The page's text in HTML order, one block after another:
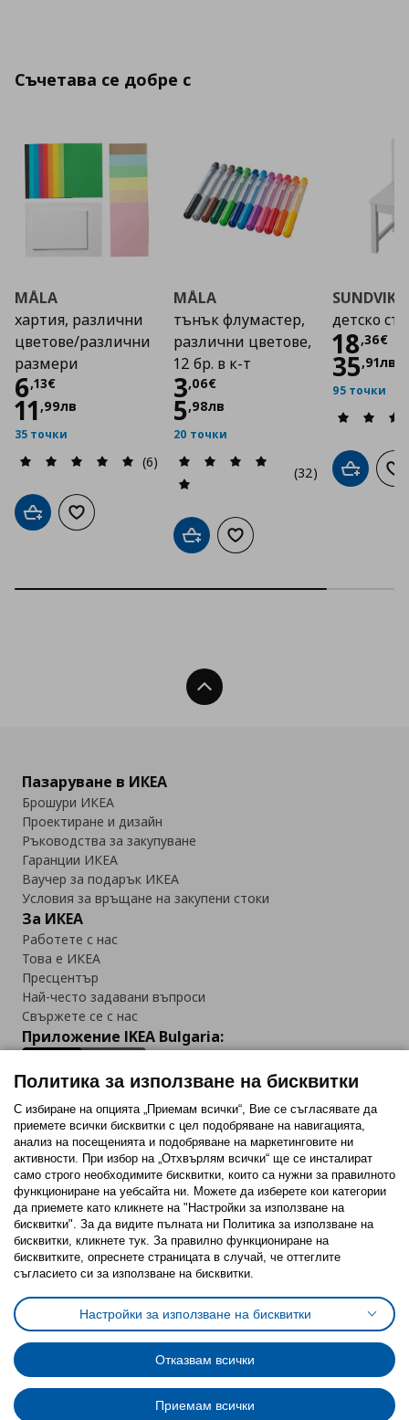
Съчетава се добре с
MÅLA
хартия, различни
цветове/различни
размери
6,13€
Цена
11 ,99лв
35 точки
(6)
Добави в кошницата
Добави към списъка с любими
MÅLA
тънък флумастер,
различни цветове,
12 бр. в к-т
3,06€
Цена
5,98лв
20 точки
(32)
Добави в кошницата
Добави към списъка с
SUNDVIK
детско
18,36€
Цена
35,91лв
95 точки
Добави
Нагоре
Пазаруване в ИКЕА
Брошури ИКЕА
Проектиране и дизайн
Ръководства за закупуване
Гаранции ИКЕА
Ваучер за подарък ИКЕА
Условия за връщане на закупени стоки
За ИКЕА
Работете с нас
Това е ИКЕА
Пресцентър
Най-често задавани въпроси
Свържете се с нас
Приложение IKEA Bulgaria:
Последвайте ни:
FacebookTwitterYoutubePinterestInstagram
Политика за използване на бисквитки (Cookies)
Избор на настройки за използване на бисквитки
Условия за ползване на ikea.bgОбща политика за личните данни
Политика за защита на личните данни на ikea.bg
Общи условия на програма IKEA Family
Политика за защита на лични данни на програма IKEA Family
Политика за използване на бисквитки
С избиране на опцията „Приемам всички“, Вие се съгласявате да
приемете всички бисквитки с цел подобряване на навигацията,
анализ на посещенията и подобряване на маркетинговите ни
активности. При избор на „Отхвърлям всички“ ще се инсталират
само строго необходимитe бисквитки, които са нужни за правилното
функциониране на уебсайта ни. Можете да изберете кои категории
да приемете като кликнете на "Настройки за използване на
бисквитки". За да видите пълната ни Политика за използване на
бисквитки, кликнете тук. За правилно функциониране на
бисквитките, опреснете страницата в случай, че оттеглите
съгласието си за използване на бисквитки.
Настройки за използване на бисквитки
Отказвам всички
Приемам всички